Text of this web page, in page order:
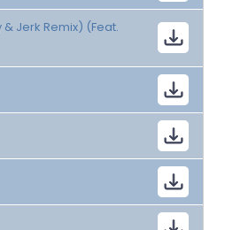
& Jerk Remix) (Feat.